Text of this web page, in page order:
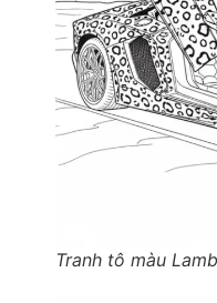
Tranh tô màu